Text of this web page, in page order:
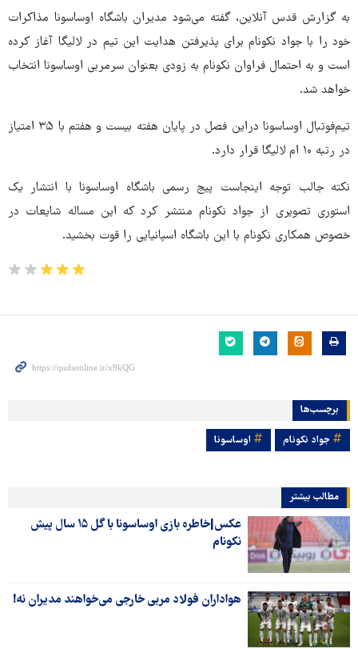
به گزارش قدس آنلاین، گفته می‌شود مدیران باشگاه اوساسونا مذاکرات
خود را با جواد نکونام برای پذیرفتن هدایت این تیم در لالیگا آغاز کرده
است و به احتمال فراوان نکونام به زودی بعنوان سرمربی اوساسونا انتخاب
خواهد شد.
تیم‌فوتبال اوساسونا دراین فصل در پایان هفته بیست و هفتم با ۳۵ امتیاز
در رتبه ۱۰ ام لالیگا قرار دارد.
نکته جالب توجه اینجاست پیج رسمی باشگاه اوساسونا با انتشار یک
استوری تصویری از جواد نکونام منتشر کرد که این مساله شایعات در
خصوص همکاری نکونام با این باشگاه اسپانیایی را قوت بخشید.
برچسب‌ها
جواد نکونام اوساسونا
مطالب بیشتر
عکس|خاطره بازی اوساسونا با گل ۱۵ سال پیش
نکونام
هواداران فولاد مربی خارجی می‌خواهند مدیران نه!